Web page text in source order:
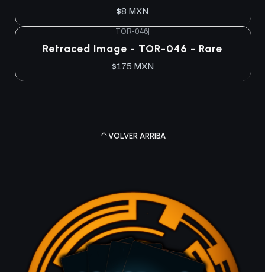
$8 MXN
TOR-046|
Retraced Image - TOR-046 - Rare
$175 MXN
VOLVER ARRIBA